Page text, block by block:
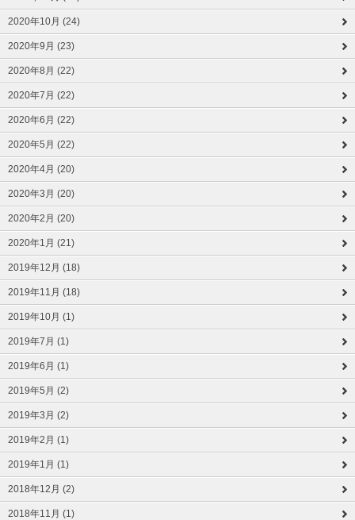
2020年10月 (24)
2020年9月 (23)
2020年8月 (22)
2020年7月 (22)
2020年6月 (22)
2020年5月 (22)
2020年4月 (20)
2020年3月 (20)
2020年2月 (20)
2020年1月 (21)
2019年12月 (18)
2019年11月 (18)
2019年10月 (1)
2019年7月 (1)
2019年6月 (1)
2019年5月 (2)
2019年3月 (2)
2019年2月 (1)
2019年1月 (1)
2018年12月 (2)
2018年11月 (1)